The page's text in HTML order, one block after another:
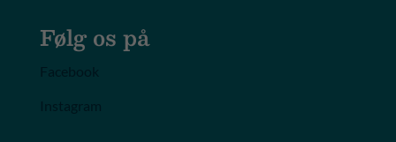
Følg os på